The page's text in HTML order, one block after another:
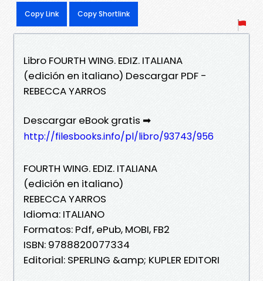
Copy Link Copy Shortlink
Libro FOURTH WING. EDIZ. ITALIANA
(edición en italiano) Descargar PDF -
REBECCA YARROS
Descargar eBook gratis ➡
http://filesbooks.info/pl/libro/93743/956
FOURTH WING. EDIZ. ITALIANA
(edición en italiano)
REBECCA YARROS
Idioma: ITALIANO
Formatos: Pdf, ePub, MOBI, FB2
ISBN: 9788820077334
Editorial: SPERLING &amp; KUPLER EDITORI